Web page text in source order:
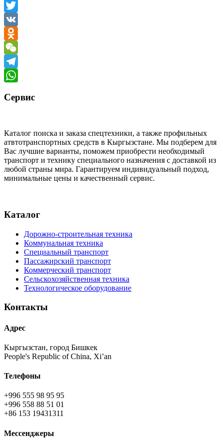
Facebook
Twitter
VK
Odnoklassniki
WeChat
Telegram
Сервис
Каталог поиска и заказа спецтехники, а также профильных
атвтотранспортных средств в Кыргызстане. Мы подберем для
Вас лучшие варианты, поможем приобрести необходимый
транспорт и технику специального назначения с доставкой из
любой страны мира. Гарантируем индивидуальный подход,
минимальные цены и качественный сервис.
Каталог
Дорожно-строительная техника
Коммунальная техника
Специальный транспорт
Пассажирский транспорт
Коммерческий транспорт
Сельскохозяйственная техника
Технологическое оборудование
Контакты
Адрес
Кыргызстан, город Бишкек
People's Republic of China, Xi’an
Телефоны
+996 555 98 95 95
+996 558 88 51 01
+86 153 19431311
Мессенджеры